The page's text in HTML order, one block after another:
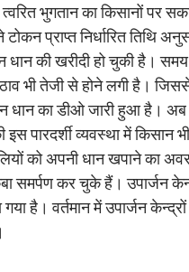
भुगतान का किसानों पर
प्राप्त निर्धारित तिथि
की खरीदी हो चुकी है। समय
भी तेजी से होने लगी है।
धान का डीओ जारी हुआ है।
पारदर्शी व्यवस्था में किसान
को अपनी धान खपाने का
कर चुके हैं। उपार्जन
है। वर्तमान में उपार्जन केन्द्रों